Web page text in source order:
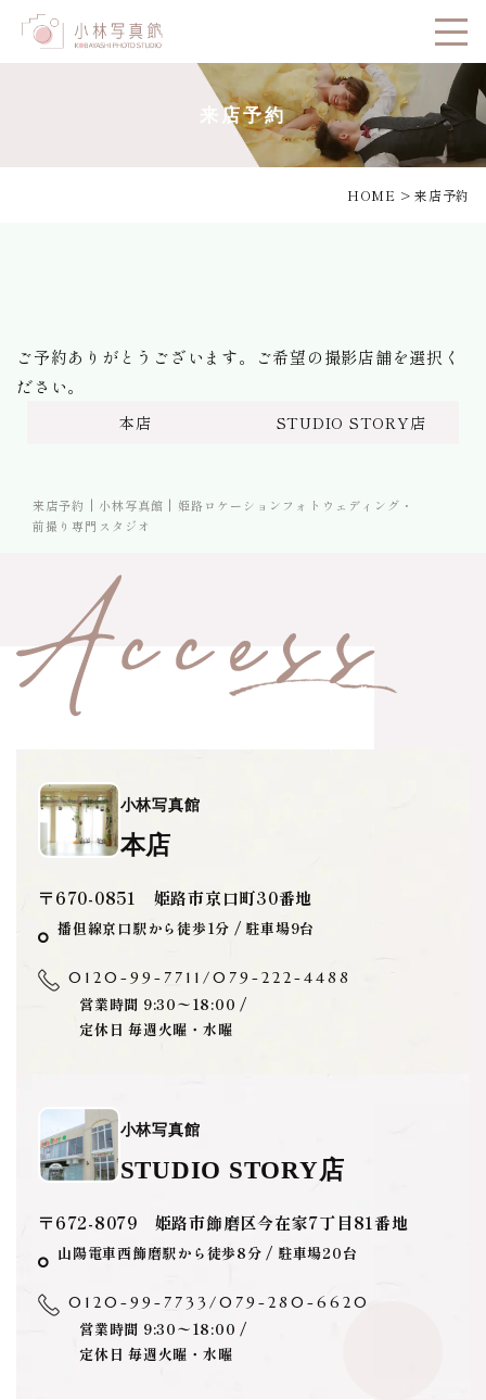
来店予約
HOME > 来店予約
来店予約 | 小林写真館 | 姫路ロケーションフォトウェディング・
前撮り専門スタジオ
ご予約ありがとうございます。ご希望の撮影店舗を選択く
ださい。
本店 STUDIO STORY店
小林写真館
本店
〒670-0851 姫路市京口町30番地
播但線京口駅から徒歩1分 / 駐車場9台
0120-99-7711 /079-222-4488
営業時間 9:30〜18:00 /
定休日 毎週火曜・水曜
小林写真館
STUDIO STORY店
〒672-8079 姫路市飾磨区今在家7丁目81番地
山陽電車西飾磨駅から徒歩8分 / 駐車場20台
0120-99-7733 /079-280-6620
営業時間 9:30〜18:00 /
定休日 毎週火曜・水曜